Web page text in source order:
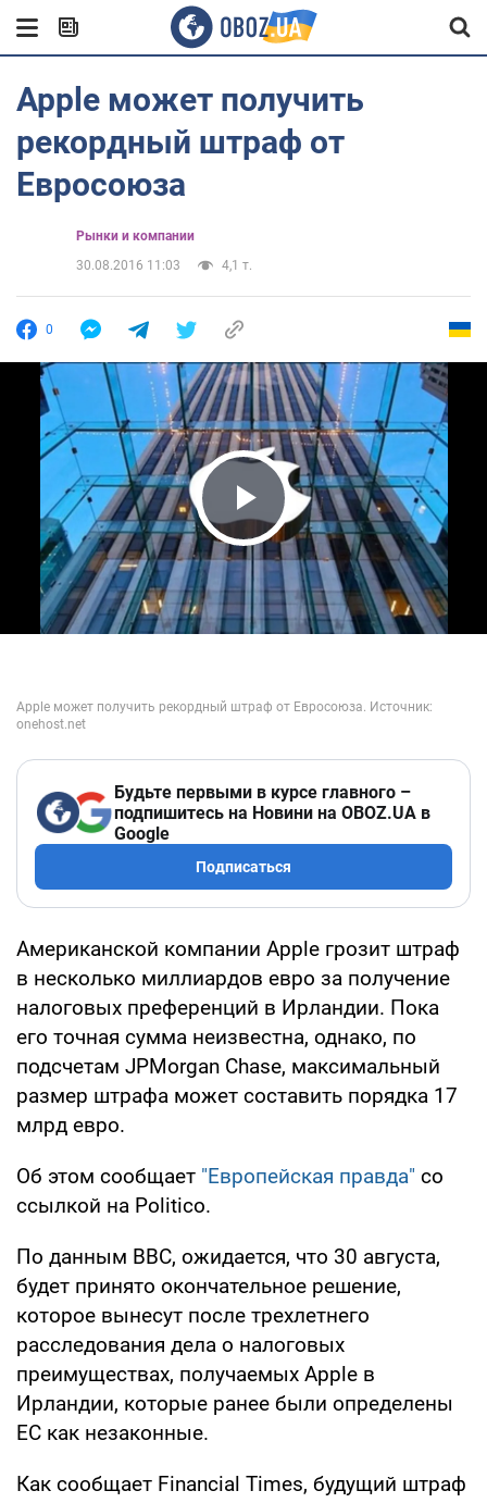
Apple может получить
рекордный штраф от
Евросоюза
Рынки и компании
30.08.2016 11:03
4,1 т.
0
Play Video
Будьте первыми в курсе главного –
подпишитесь на Новини на OBOZ.UA в
Google
Подписаться
Американской компании Apple грозит штраф
в несколько миллиардов евро за получение
налоговых преференций в Ирландии. Пока
его точная сумма неизвестна, однако, по
подсчетам JPMorgan Chase, максимальный
размер штрафа может составить порядка 17
млрд евро.
Об этом сообщает "Европейская правда" со
ссылкой на Politico.
По данным BBC, ожидается, что 30 августа,
будет принято окончательное решение,
которое вынесут после трехлетнего
расследования дела о налоговых
преимуществах, получаемых Apple в
Ирландии, которые ранее были определены
ЕС как незаконные.
Как сообщает Financial Times, будущий штраф